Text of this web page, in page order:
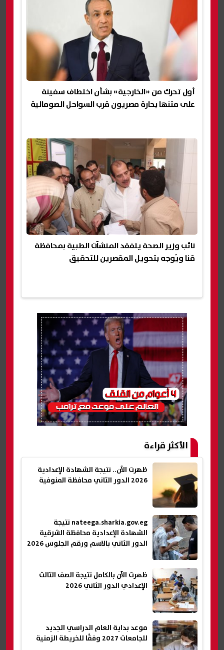
أول تحرك من «الخارجية» بشأن اختطاف سفينة
على متنها بحارة مصريون قرب السواحل الصومالية
نائب وزير الصحة يتفقد المنشآت الطبية بمحافظة
قنا ويُوجه بتحويل المقصرين للتحقيق
الأكثر قراءة
ظهرت الآن.. نتيجة الشهادة الإعدادية
2026 الدور الثاني محافظة المنوفية
nateega.sharkia.gov.eg نتيجة
الشهادة الإعدادية محافظة الشرقية
الدور الثاني بالاسم ورقم الجلوس 2026
ظهرت الآن بالكامل نتيجة الصف الثالث
الإعدادي الدور الثاني 2026
موعد بداية العام الدراسي الجديد
للجامعات 2027 وفقًا للخريطة الزمنية